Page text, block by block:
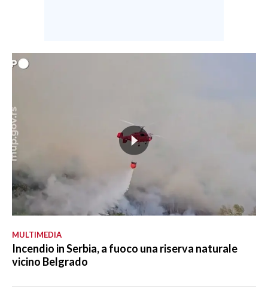
MULTIMEDIA
Incendio in Serbia, a fuoco una riserva naturale
vicino Belgrado